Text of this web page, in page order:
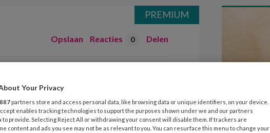
Opslaan Reacties 0 Delen
– Gastouder
PREMIUM
Your Privacy
887 partners store and access personal data, like browsing data or unique identifiers, on your device.
enables tracking technologies to support the purposes shown under we and our partners
to provide. Selecting Reject All or withdrawing your consent will disable them. If trackers are
content and ads you see may not be as relevant to you. You can resurface this menu to change your